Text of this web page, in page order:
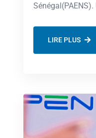
Sénégal(PAENS).
LIRE PLUS